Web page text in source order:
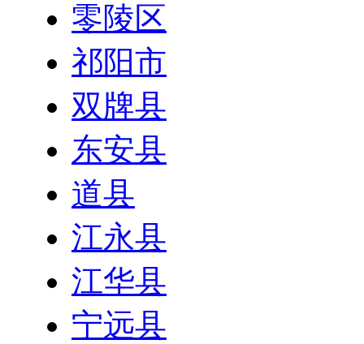
零陵区
祁阳市
双牌县
东安县
道县
江永县
江华县
宁远县